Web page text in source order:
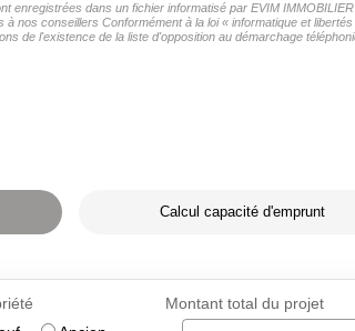
enregistrées dans un fichier informatisé par EVIM
nos conseillers Conformément à la loi « informatique et
de l'existence de la liste d'opposition au démarchage
Calcul capacité d'emprunt